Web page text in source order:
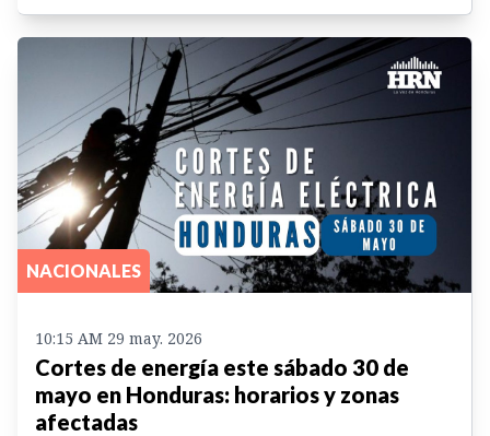
NACIONALES
10:15 AM 29 may. 2026
Cortes de energía este sábado 30 de
mayo en Honduras: horarios y zonas
afectadas